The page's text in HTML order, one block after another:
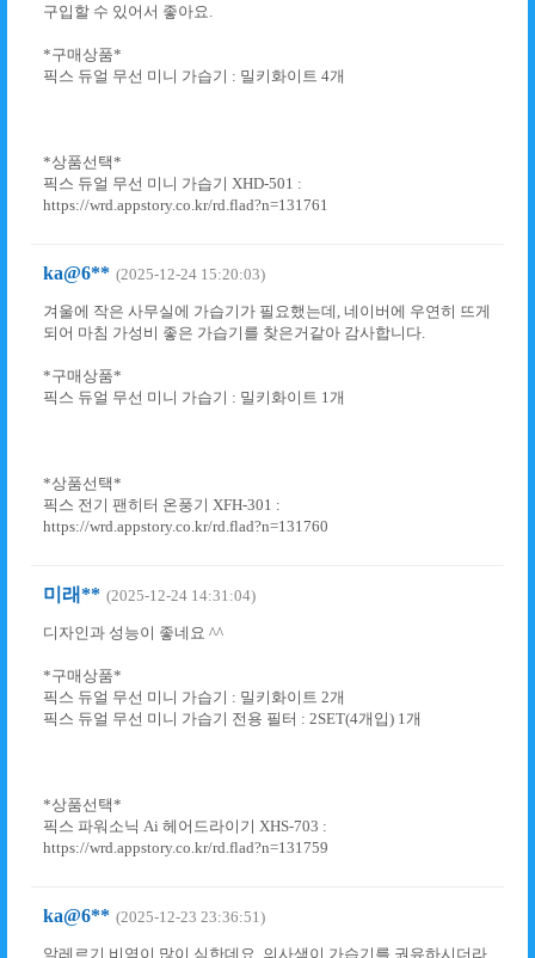
구입할 수 있어서 좋아요.
*구매상품*
픽스 듀얼 무선 미니 가습기 : 밀키화이트 4개
*상품선택*
픽스 듀얼 무선 미니 가습기 XHD-501 :
https://wrd.appstory.co.kr/rd.flad?n=131761
ka@6** (2025-12-24 15:20:03)
겨울에 작은 사무실에 가습기가 필요했는데, 네이버에 우연히 뜨게
되어 마침 가성비 좋은 가습기를 찾은거같아 감사합니다.
*구매상품*
픽스 듀얼 무선 미니 가습기 : 밀키화이트 1개
*상품선택*
픽스 전기 팬히터 온풍기 XFH-301 :
https://wrd.appstory.co.kr/rd.flad?n=131760
미래** (2025-12-24 14:31:04)
디자인과 성능이 좋네요 ^^
*구매상품*
픽스 듀얼 무선 미니 가습기 : 밀키화이트 2개
픽스 듀얼 무선 미니 가습기 전용 필터 : 2SET(4개입) 1개
*상품선택*
픽스 파워소닉 Ai 헤어드라이기 XHS-703 :
https://wrd.appstory.co.kr/rd.flad?n=131759
ka@6** (2025-12-23 23:36:51)
알레르기 비염이 많이 심한데요. 의사샘이 가습기를 권유하시더라